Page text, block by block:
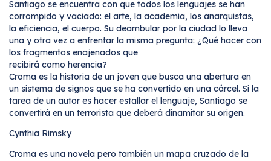
Santiago se encuentra con que todos los lenguajes se han
corrompido y vaciado: el arte, la academia, los anarquistas,
la eficiencia, el cuerpo. Su deambular por la ciudad lo lleva
una y otra vez a enfrentar la misma pregunta: ¿Qué hacer con
los fragmentos enajenados que
recibirá como herencia?
Croma es la historia de un joven que busca una abertura en
un sistema de signos que se ha convertido en una cárcel. Si la
tarea de un autor es hacer estallar el lenguaje, Santiago se
convertirá en un terrorista que deberá dinamitar su origen.
Cynthia Rimsky
Croma es una novela pero también un mapa cruzado de la